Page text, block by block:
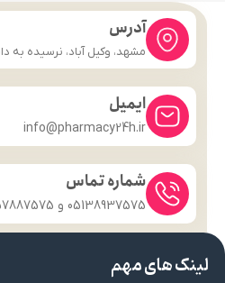
آدرس
مشهد، وکیل آباد، نرسیده به
ایمیل
info@pharmacy24h.ir
شماره تماس
05138937575 و 09357887575
لینک های مهم